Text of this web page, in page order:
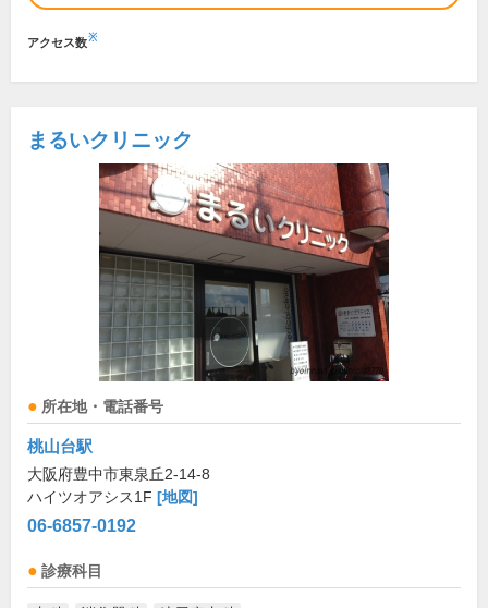
アクセス数※
まるいクリニック
所在地・電話番号
桃山台駅
大阪府豊中市東泉丘2-14-8
ハイツオアシス1F [地図]
06-6857-0192
診療科目